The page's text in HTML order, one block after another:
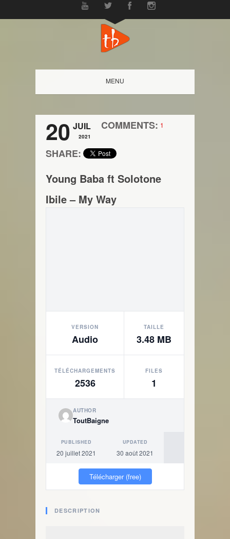
MENU
20 JUIL
2021
COMMENTS: 1
SHARE:
Young Baba ft Solotone
Ibile – My Way
VERSION
Audio
TAILLE
3.48 MB
TÉLÉCHARGEMENTS
2536
FILES
1
AUTHOR
ToutBaigne
PUBLISHED
20 juillet 2021
UPDATED
30 août 2021
Télécharger (free)
DESCRIPTION